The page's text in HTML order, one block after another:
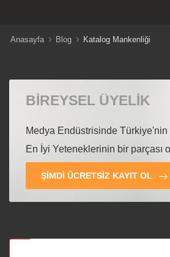
Anasayfa Blog Katalog Mankenliği
BIREYSEL ÜYELIK
Medya Endüstrisinde Türkiye'nin
En İyi Yeteneklerinin bir parçası
ŞIMDI ÜCRETSIZ KAYIT OL